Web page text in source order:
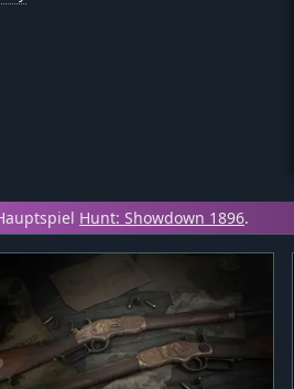
Hunt: Showdown 1896.